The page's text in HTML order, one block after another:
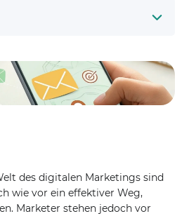
des digitalen Marketings sind
wie vor ein effektiver Weg,
Marketer stehen jedoch vor